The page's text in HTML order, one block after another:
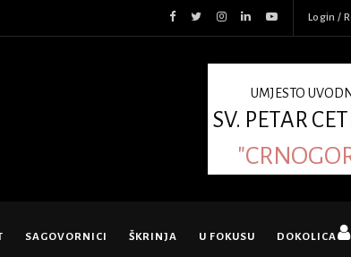
Login /
UMJESTO
SV. PETAR
SAGOVORNICI ŠKRINJA U FOKUSU DOKOLICA